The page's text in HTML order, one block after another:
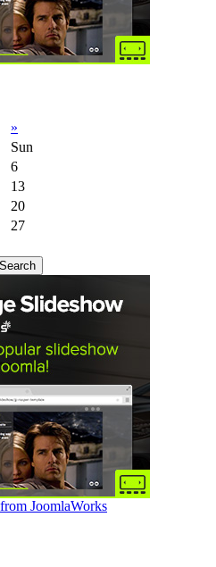
»
Sun
6
13
20
27